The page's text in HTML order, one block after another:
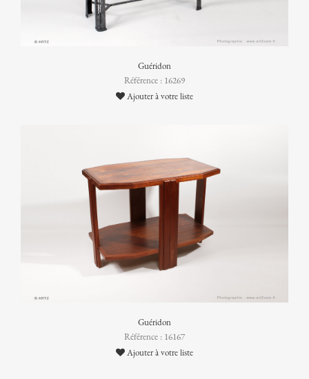
Guéridon
Référence : 16269
Ajouter à votre liste
Guéridon
Référence : 16167
Ajouter à votre liste